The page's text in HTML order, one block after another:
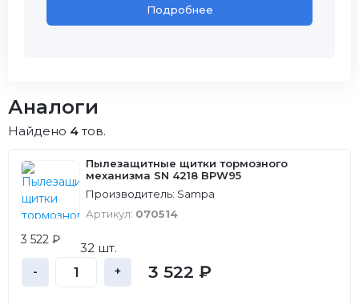
Подробнее
Аналоги
Найдено 4 тов.
Пылезащитные щитки тормозного
механизма SN 4218 BPW95
Производитель: Sampa
Артикул: 070514
3 522 ₽
32 шт.
- + 3 522 ₽